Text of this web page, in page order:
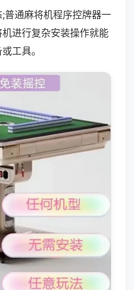
普通麻将机程序控牌器一
进行复杂安装操作就能
工具。